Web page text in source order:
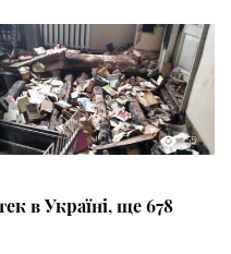
55
в Україні, ще 678